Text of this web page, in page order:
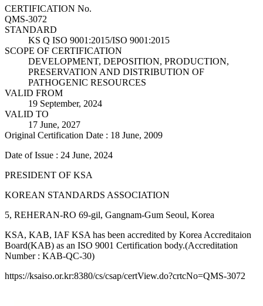
CERTIFICATION No.
QMS-3072
STANDARD
KS Q ISO 9001:2015/ISO 9001:2015
SCOPE OF CERTIFICATION
DEVELOPMENT, DEPOSITION, PRODUCTION,
PRESERVATION AND DISTRIBUTION OF
PATHOGENIC RESOURCES
VALID FROM
19 September, 2024
VALID TO
17 June, 2027
Original Certification Date : 18 June, 2009
Date of Issue : 24 June, 2024
PRESIDENT OF KSA
KOREAN STANDARDS ASSOCIATION
5, REHERAN-RO 69-gil, Gangnam-Gum Seoul, Korea
KSA, KAB, IAF KSA has been accredited by Korea Accreditaion
Board(KAB) as an ISO 9001 Certification body.(Accreditation
Number : KAB-QC-30)
https://ksaiso.or.kr:8380/cs/csap/certView.do?crtcNo=QMS-3072